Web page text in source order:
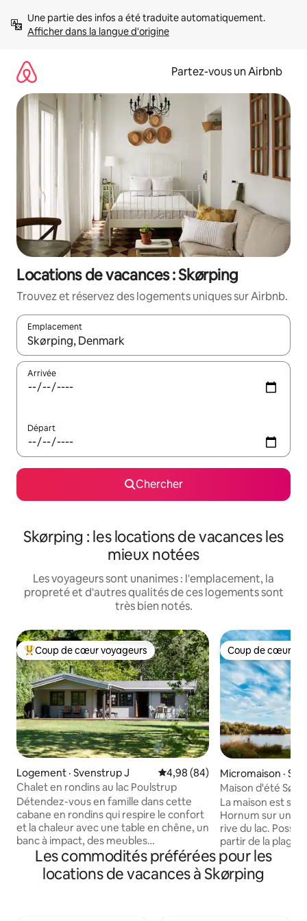
directement
Afficher dans la langue d'origine
Partez-vous un Airbnb
Locations de vacances : Skørping
Trouvez et réservez des logements uniques sur Airbnb.
Emplacement
Quand les résultats sont affichés, parcourez-les en utilisant
Arrivée
Départ
Chercher
Skørping : les locations de vacances les
mieux notées
Les voyageurs sont unanimes : l'emplacement, la
propreté et d'autres qualités de ces logements sont
très bien notés.
Coup de cœur voyageurs parmi les plus aimés
Coup de cœur voyageurs
Logement · Svenstrup J Note moyenne de 4,98 sur 5,
4,98 (84)
Chalet en rondins au lac Poulstrup
Détendez-vous en famille dans cette
cabane en rondins qui respire le confort
et la chaleur avec une table en chêne, un
banc à impact, des meubles
confortables, à seulement 5 km de City
South et à 9 km d'Aalborg Centrum.
Nouvelle cuisine en 2025😊 La cabane en
Coup de cœur
Coup de cœur
Micromaison ·
Maison d'été
sø
La maison est
Hornum sur un
rive du lac.
partir de la plage
bord du lac ainsi
camp. Il y a une
toilettes et
Les commodités préférées pour les
locations de vacances à Skørping